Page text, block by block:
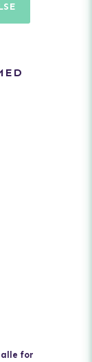
alle for